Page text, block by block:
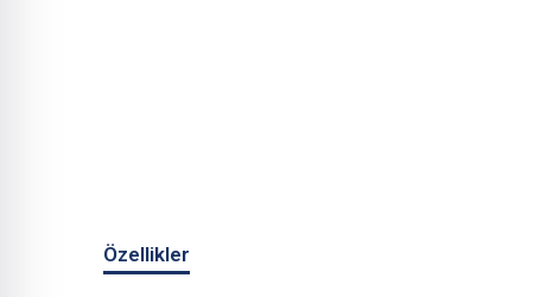
Özellikler